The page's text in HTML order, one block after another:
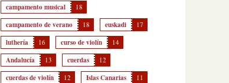
campamento musical 18
campamento de verano 18 euskadi 17
luthería 16 curso de violín 14
Andalucía 13 cuerdas 12
cuerdas de violín 12 Islas Canarias 11